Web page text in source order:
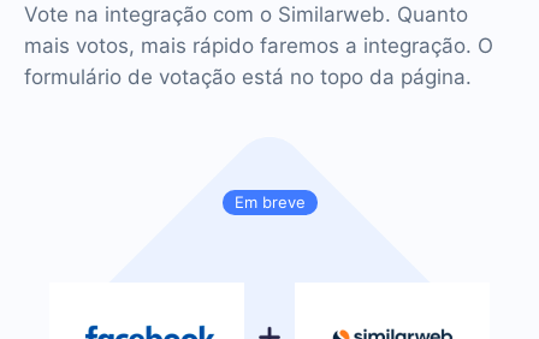
Em breve
Vote na integração com o Similarweb. Quanto
mais votos, mais rápido faremos a integração. O
formulário de votação está no topo da página.